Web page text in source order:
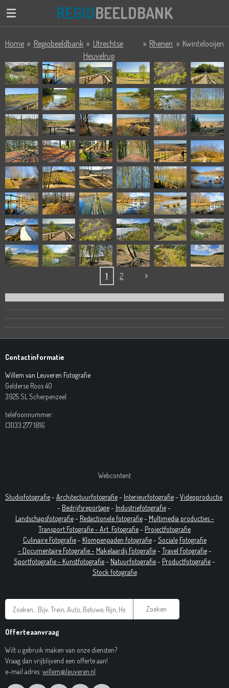
Ga
de
REGIOBEELDBANK
Home » Regiobeeldbank » Utrechtse
Heuvelrug
» Rhenen » Kwintelooijen
1 2
Contactinformatie
Willem van Leuveren Fotografie
Gelderse Roos 40
3925 SL Scherpenzeel
telefoonnummer:
(31)33 277 1816
Webcontent
Studiofotografie- Architectuurfotografie- Interieurfotografie- Videoproductie
- Bedrijfsreportage- Industriefotografie-
Landschapsfotografie- Redactionele fotografie- Multimedia producties -
Transport Fotografie - Art Fotografie- Projectfotografie
Culinaire Fotografie- Klompenpaden fotografie- Sociale Fotografie
- Documentaire Fotografie- Makelaardij Fotografie- Travel Fotografie-
Sportfotografie - Kunstfotografie- Natuurfotografie- Productfotografie-
Stock fotografie
Zoeken
Offerteaanvraag
Wilt u gebruik maken van onze diensten?
Vraag dan vrijblijvend een offerte aan!
e-mail adres: willem@leuveren.nl